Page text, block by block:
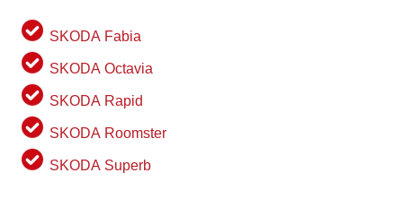
SKODA Fabia
SKODA Octavia
SKODA Rapid
SKODA Roomster
SKODA Superb